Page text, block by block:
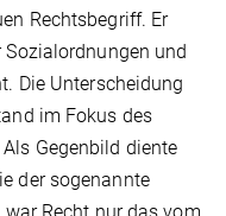
Rechtsbegriff. Er
und
Die Unterscheidung
im Fokus des
Gegenbild diente
der sogenannte